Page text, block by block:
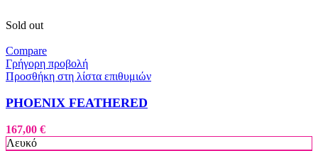
Sold out
Compare
Γρήγορη προβολή
Προσθήκη στη λίστα επιθυμιών
PHOENIX FEATHERED
167,00 €
Λευκό